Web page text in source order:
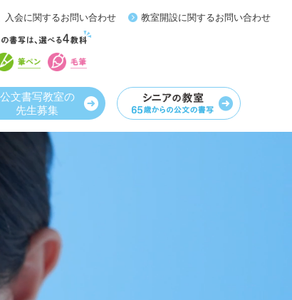
入会に関するお問い合わせ 教室開設に関するお問い合わせ
公文書写教室の
先生募集